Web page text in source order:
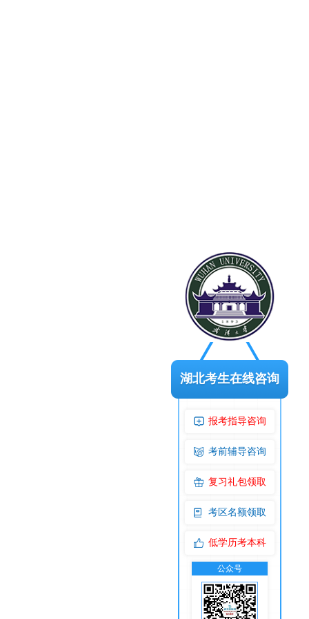
湖北考生在线咨询
报考指导咨询
考前辅导咨询
复习礼包领取
考区名额领取
低学历考本科
公众号